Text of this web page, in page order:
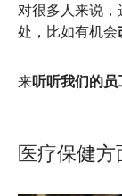
对很多人来说，
处，比如有机会
来听听我们的
医疗保健方